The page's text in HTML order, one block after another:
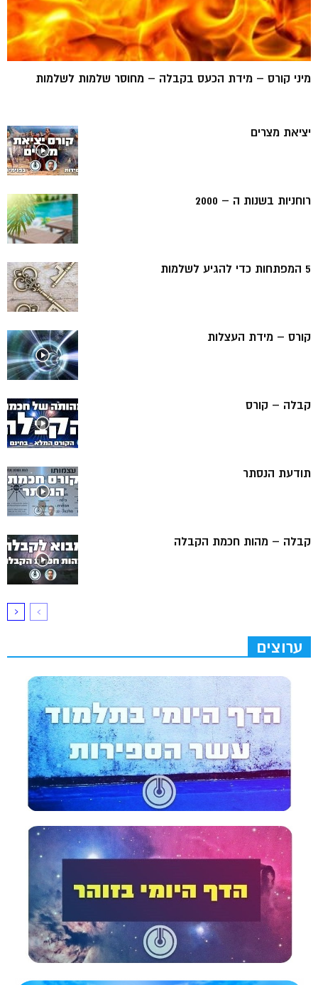
מיני קורס – מידת הכעס בקבלה – מחוסר שלמות לשלמות
יציאת מצרים
רוחניות בשנות ה – 2000
5 המפתחות כדי להגיע לשלמות
קורס – מידת העצלות
קבלה – קורס
תודעת הנסתר
קבלה – מהות חכמת הקבלה
ערוצים